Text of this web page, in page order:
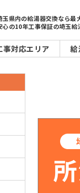
玉県内の給湯器交換なら最
心の10年工事保証の埼玉給
事対応エリア 給